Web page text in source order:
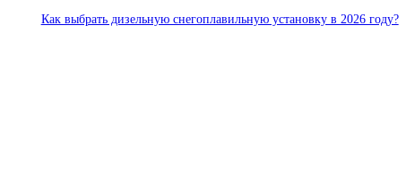
Как выбрать дизельную снегоплавильную установку в 2026 году?